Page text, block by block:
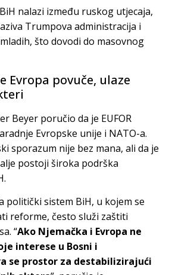
nalazi između ruskog utjecaja,
Trumpova administracija i
što dovodi do masovnog
Evropa povuče, ulaze
Beyer poručio da je EUFOR
Evropske unije i NATO-a.
sporazum nije bez mana, ali da je
postoji široka podrška
politički sistem BiH, u kojem se
reforme, često služi zaštiti
“Ako Njemačka i Evropa ne
interese u Bosni i
se prostor za destabilizirajući